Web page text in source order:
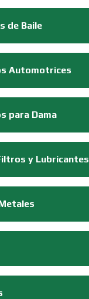
de Baile
Automotrices
para Dama
y Lubricantes